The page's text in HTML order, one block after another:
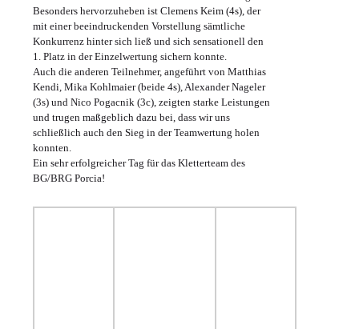
Besonders hervorzuheben ist Clemens Keim (4s), der
mit einer beeindruckenden Vorstellung sämtliche
Konkurrenz hinter sich ließ und sich sensationell den
1. Platz in der Einzelwertung sichern konnte.
Auch die anderen Teilnehmer, angeführt von Matthias
Kendi, Mika Kohlmaier (beide 4s), Alexander Nageler
(3s) und Nico Pogacnik (3c), zeigten starke Leistungen
und trugen maßgeblich dazu bei, dass wir uns
schließlich auch den Sieg in der Teamwertung holen
konnten.
Ein sehr erfolgreicher Tag für das Kletterteam des
BG/BRG Porcia!